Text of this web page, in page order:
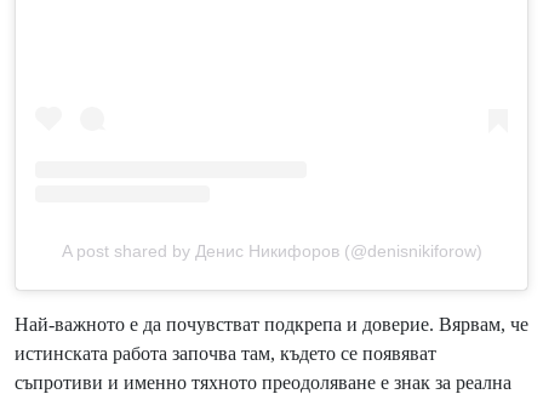
A post shared by Денис Никифоров (@denisnikiforow)
Най-важното е да почувстват подкрепа и доверие. Вярвам, че
истинската работа започва там, където се появяват
съпротиви и именно тяхното преодоляване е знак за реална